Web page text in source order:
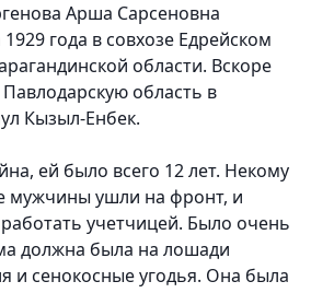
Арша Сарсеновна
года в совхозе Едрейском
области. Вскоре
область в
Кызыл-Енбек.
ей было всего 12 лет. Некому
мужчины ушли на фронт, и
учетчицей. Было очень
должна была на лошади
и сенокосные угодья. Она была